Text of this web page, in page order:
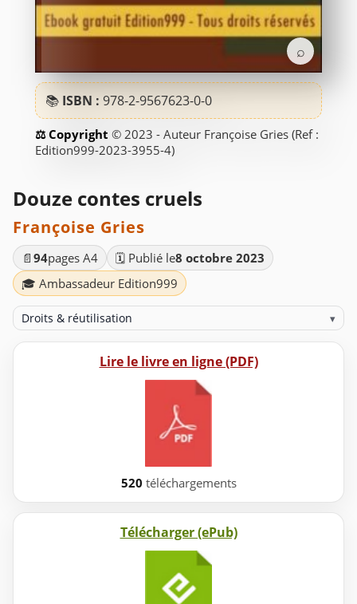
⌕
📚 ISBN : 978-2-9567623-0-0
© 2023 - Auteur Françoise Gries (Ref :
Edition999-2023-3955-4)
Douze contes cruels
Françoise Gries
📄 94pages A4 🗓️ Publié le8 octobre 2023
🎓 Ambassadeur Edition999
Droits & réutilisation ▾
Lire le livre en ligne (PDF)
520 téléchargements
Télécharger (ePub)